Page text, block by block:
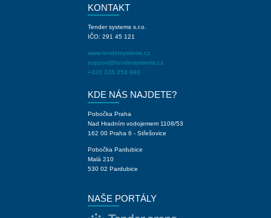
KONTAKT
Tender systems s.r.o.
IČO: 291 45 121
www.tendersystems.cz
support@tendersystems.cz
+420 226 258 888
KDE NÁS NAJDETE?
Pobočka Praha
Nad Hradním vodojemem 1108/53
162 00 Praha 6 - Střešovice
Pobočka Pardubice
Malá 210
530 02 Pardubice
NAŠE PORTÁLY